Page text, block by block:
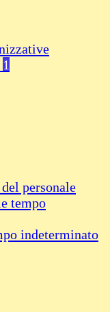
1
personale
tempo
indeterminato